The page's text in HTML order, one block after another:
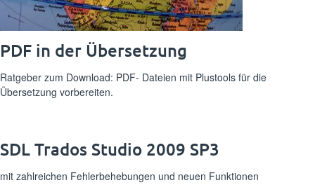
PDF in der Übersetzung
Ratgeber zum Download: PDF- Dateien mit Plustools für die
Übersetzung vorbereiten.
SDL Trados Studio 2009 SP3
mit zahlreichen Fehlerbehebungen und neuen Funktionen